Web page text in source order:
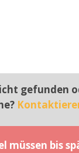
gefunden
müssen bis